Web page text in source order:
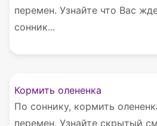
перемен. Узнайте что Вас
сонник...
Кормить олененка
По соннику, кормить
перемен. Узнайте скрытый